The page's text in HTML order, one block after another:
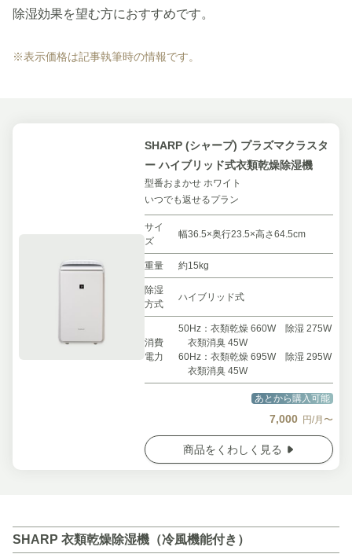
除湿効果を望む方におすすめです。
※表示価格は記事執筆時の情報です。
SHARP (シャープ) プラズマクラスタ
ー ハイブリッド式衣類乾燥除湿機
型番おまかせ ホワイト
いつでも返せるプラン
サイ
ズ
幅36.5×奥行23.5×高さ64.5cm
重量 約15kg
除湿
方式
ハイブリッド式
消費
電力
50Hz：衣類乾燥 660W 除湿 275W
衣類消臭 45W
60Hz：衣類乾燥 695W 除湿 295W
衣類消臭 45W
あとから購入可能
7,000 円/月〜
商品をくわしく見る
SHARP 衣類乾燥除湿機（冷風機能付き）